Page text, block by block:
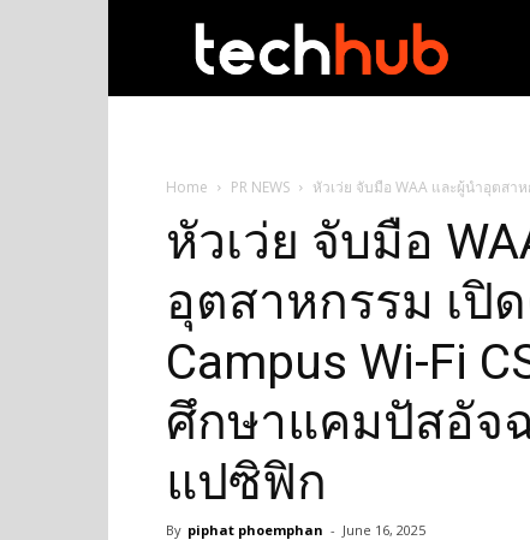
Home PR NEWS หัวเว่ย จับมือ WAA และผู้นำอุตสา
หัวเว่ย จับมือ
อุตสาหกรรม เปิ
Campus Wi-Fi
ศึกษาแคมปัสอัจ
แปซิฟิก
By piphat phoemphan - June 16, 2025